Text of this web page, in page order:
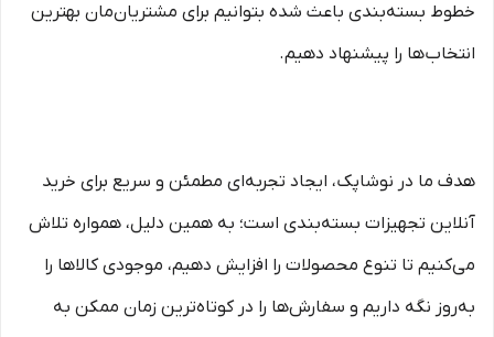
خطوط بسته‌بندی باعث شده بتوانیم برای مشتریان‌مان بهترین
انتخاب‌ها را پیشنهاد دهیم.
هدف ما در نوشاپک، ایجاد تجربه‌ای مطمئن و سریع برای خرید
آنلاین تجهیزات بسته‌بندی است؛ به همین دلیل، همواره تلاش
می‌کنیم تا تنوع محصولات را افزایش دهیم، موجودی کالاها را
به‌روز نگه داریم و سفارش‌ها را در کوتاه‌ترین زمان ممکن به